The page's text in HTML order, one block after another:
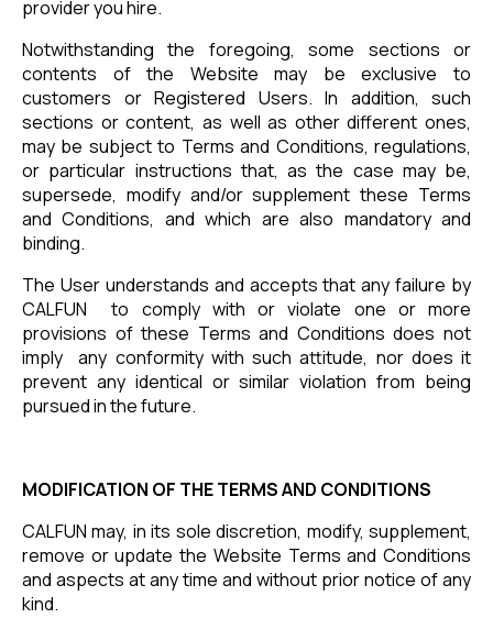
provider you hire.
Notwithstanding the foregoing, some sections or
contents of the Website may be exclusive to
customers or Registered Users. In addition, such
sections or content, as well as other different ones,
may be subject to Terms and Conditions, regulations,
or particular instructions that, as the case may be,
supersede, modify and/or supplement these Terms
and Conditions, and which are also mandatory and
binding.
The User understands and accepts that any failure by
CALFUN to comply with or violate one or more
provisions of these Terms and Conditions does not
imply any conformity with such attitude, nor does it
prevent any identical or similar violation from being
pursued in the future.
MODIFICATION OF THE TERMS AND CONDITIONS
CALFUN may, in its sole discretion, modify, supplement,
remove or update the Website Terms and Conditions
and aspects at any time and without prior notice of any
kind.